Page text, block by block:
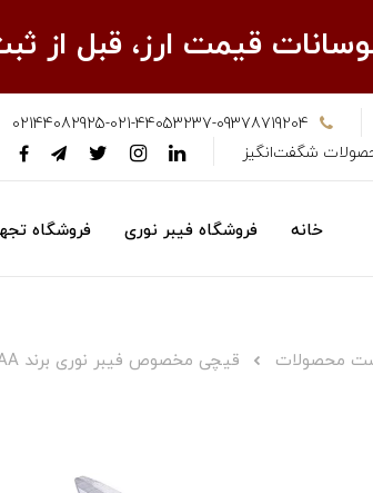
قیمت ارز، قبل
02144082925-021-44053237-09378719204
شگفت‌انگیز
خانه فروشگاه فیبر نوری فروشگاه
محصولات قیچی مخصوص فیبر نوری برند TAWAA